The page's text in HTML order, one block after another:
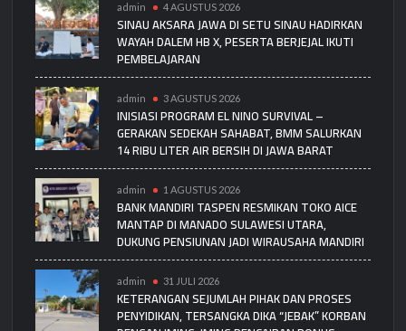
admin 4 AGUSTUS 2026
SINAU AKSARA JAWA DI SETU SINAU HADIRKAN
WAYAH DALEM HB X, PESERTA BERJEJAL IKUTI
PEMBELAJARAN
admin 3 AGUSTUS 2026
INISIASI PROGRAM EL NINO SURVIVAL –
GERAKAN SEDEKAH SAHABAT, BMM SALURKAN
14 RIBU LITER AIR BERSIH DI JAWA BARAT
admin 1 AGUSTUS 2026
BANK MANDIRI TASPEN RESMIKAN TOKO AICE
MANTAP DI MANADO SULAWESI UTARA,
DUKUNG PENSIUNAN JADI WIRAUSAHA MANDIRI
admin 31 JULI 2026
KETERANGAN SEJUMLAH PIHAK DAN PROSES
PENYIDIKAN, TERSANGKA DIKA “JEBAK” KORBAN